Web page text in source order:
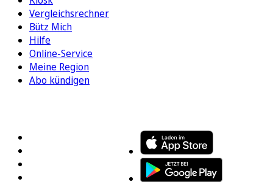
Vergleichsrechner
Bütz Mich
Hilfe
Online-Service
Meine Region
Abo kündigen